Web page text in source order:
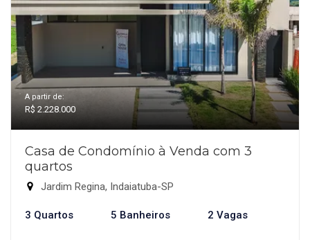
A partir de:
R$ 2.228.000
Casa de Condomínio à Venda com 3
quartos
Jardim Regina, Indaiatuba-SP
3 Quartos 5 Banheiros 2 Vagas